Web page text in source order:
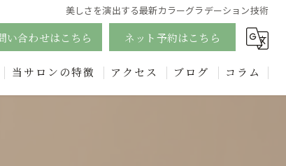
美しさを演出する最新カラーグラデーション技術
い合わせはこちら ネット予約はこちら
当サロンの特徴 アクセス ブログ コラム